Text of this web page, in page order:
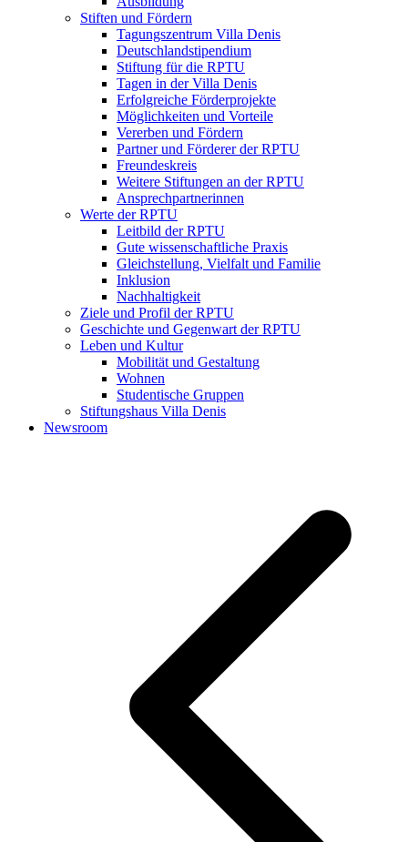
Stiften und Fördern
Tagungszentrum Villa Denis
Deutschlandstipendium
Stiftung für die RPTU
Tagen in der Villa Denis
Erfolgreiche Förderprojekte
Möglichkeiten und Vorteile
Vererben und Fördern
Partner und Förderer der RPTU
Freundeskreis
Weitere Stiftungen an der RPTU
Ansprechpartnerinnen
Werte der RPTU
Leitbild der RPTU
Gute wissenschaftliche Praxis
Gleichstellung, Vielfalt und Familie
Inklusion
Nachhaltigkeit
Ziele und Profil der RPTU
Geschichte und Gegenwart der RPTU
Leben und Kultur
Mobilität und Gestaltung
Wohnen
Studentische Gruppen
Stiftungshaus Villa Denis
Newsroom